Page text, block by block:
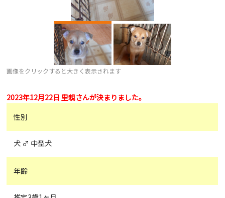
画像をクリックすると大きく表示されます
2023年12月22日 里親さんが決まりました。
性別
犬 ♂ 中型犬
年齢